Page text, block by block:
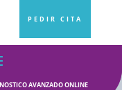
PEDIR CITA
AVANZADO ONLINE